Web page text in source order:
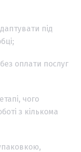
під
оплати послуг
чого
з кількома